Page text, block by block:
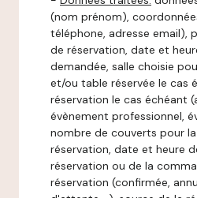
(nom prénom),
téléphone, adresse email),
de réservation, date et
demandée, salle choisie
et/ou table réservée le cas
réservation le cas échéant
évènement professionnel,
nombre de couverts pour
réservation, date et heure
réservation ou de la
réservation (confirmée,